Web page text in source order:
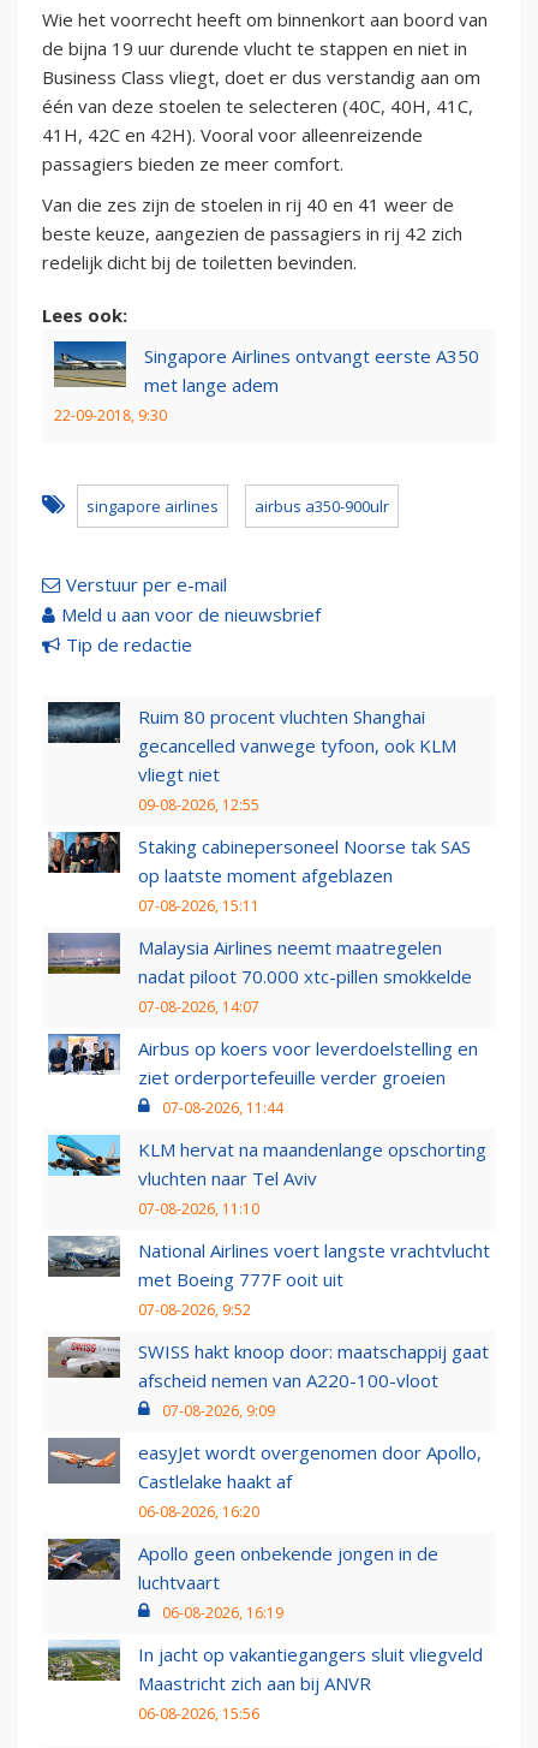
Wie het voorrecht heeft om binnenkort aan boord van
de bijna 19 uur durende vlucht te stappen en niet in
Business Class vliegt, doet er dus verstandig aan om
één van deze stoelen te selecteren (40C, 40H, 41C,
41H, 42C en 42H). Vooral voor alleenreizende
passagiers bieden ze meer comfort.
Van die zes zijn de stoelen in rij 40 en 41 weer de
beste keuze, aangezien de passagiers in rij 42 zich
redelijk dicht bij de toiletten bevinden.
Lees ook:
Singapore Airlines ontvangt eerste A350
met lange adem
22-09-2018, 9:30
singapore airlines airbus a350-900ulr
Verstuur per e-mail
Meld u aan voor de nieuwsbrief
Tip de redactie
Ruim 80 procent vluchten Shanghai
gecancelled vanwege tyfoon, ook KLM
vliegt niet
09-08-2026, 12:55
Staking cabinepersoneel Noorse tak SAS
op laatste moment afgeblazen
07-08-2026, 15:11
Malaysia Airlines neemt maatregelen
nadat piloot 70.000 xtc-pillen smokkelde
07-08-2026, 14:07
Airbus op koers voor leverdoelstelling en
ziet orderportefeuille verder groeien
07-08-2026, 11:44
KLM hervat na maandenlange opschorting
vluchten naar Tel Aviv
07-08-2026, 11:10
National Airlines voert langste vrachtvlucht
met Boeing 777F ooit uit
07-08-2026, 9:52
SWISS hakt knoop door: maatschappij gaat
afscheid nemen van A220-100-vloot
07-08-2026, 9:09
easyJet wordt overgenomen door Apollo,
Castlelake haakt af
06-08-2026, 16:20
Apollo geen onbekende jongen in de
luchtvaart
06-08-2026, 16:19
In jacht op vakantiegangers sluit vliegveld
Maastricht zich aan bij ANVR
06-08-2026, 15:56